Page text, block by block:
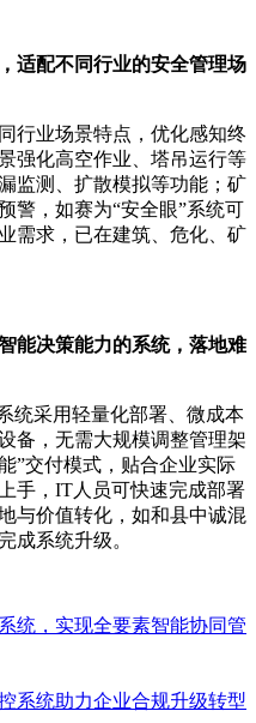
适配不同行业的安全管理场
行业场景特点，优化感知终
强化高空作业、塔吊运行等
监测、扩散模拟等功能；矿
警，如赛为“安全眼”系统可
需求，已在建筑、危化、矿
能决策能力的系统，落地难
统采用轻量化部署、微成本
备，无需大规模调整管理架
”交付模式，贴合企业实际
手，IT人员可快速完成部署
与价值转化，如和县中诚混
成系统升级。
统，实现全要素智能协同管
系统助力企业合规升级转型